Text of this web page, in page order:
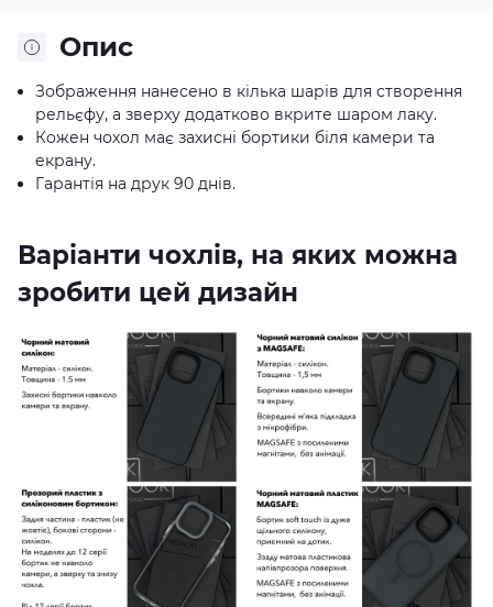
Опис
Зображення нанесено в кілька шарів для створення
рельєфу, а зверху додатково вкрите шаром лаку.
Кожен чохол має захисні бортики біля камери та
екрану.
Гарантія на друк 90 днів.
Варіанти чохлів, на яких можна
зробити цей дизайн